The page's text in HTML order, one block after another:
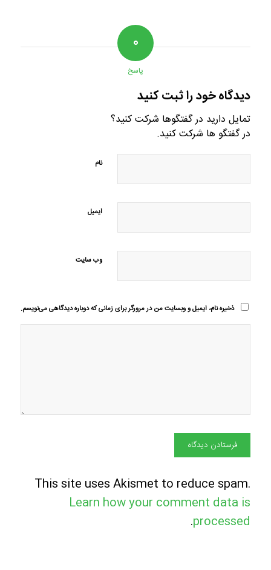
۰
پاسخ
دیدگاه خود را ثبت کنید
تمایل دارید در گفتگوها شرکت کنید؟
در گفتگو ها شرکت کنید.
نام
ایمیل
وب‌ سایت
ذخیره نام، ایمیل و وبسایت من در مرورگر برای زمانی که دوباره دیدگاهی می‌نویسم.
This site uses Akismet to reduce spam.
Learn how your comment data is
processed
.